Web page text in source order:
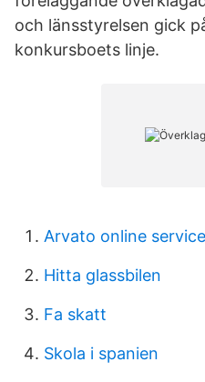
och länsstyrelsen gick
konkursboets linje.
Arvato online
Hitta glassbilen
Fa skatt
Skola i spanien